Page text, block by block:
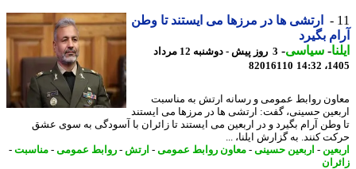
ارتشی ها در مرزها می ایستند تا وطن
بگیرد
-سیاسی-
3 روز پیش - دوشنبه 12 مرداد
82016110
روابط عمومی و رسانه ارتش به مناسبت
حسینی، گفت: ارتشی ها در مرزها می ایستند
آرام بگیرد و در اربعین می ایستند تا زائران با آسودگی به سوی عشق
کنند. به گزارش ایلنا، ...
-اربعین حسینی-معاون روابط عمومی-ارتش -روابط عمومی-مناسبت-